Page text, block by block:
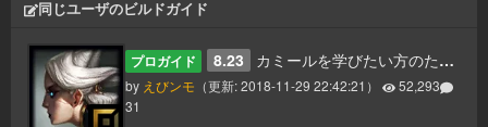
同じユーザのビルドガイド
プロガイド 8.23 カミールを学びたい方のためのガイド
by えびンモ （更新:2018-11-29 22:42:21 ）
52,293
31